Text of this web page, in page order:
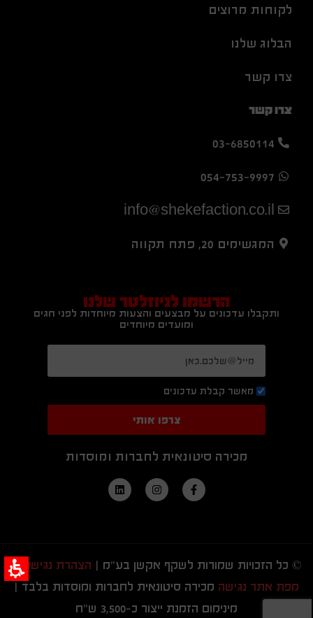
לקוחות מרוצים
הבלוג שלנו
צרו קשר
צרו קשר
03-6850114
054-753-9997
info@shekefaction.co.il
המגשימים 20, פתח תקווה
הרשמו לניוזלטר שלנו
ותקבלו עדכונים על מבצעים והצעות מיוחדות לפני חגים
ומועדים מיוחדים
מאשר קבלת עדכונים
צרפו אותי
מכירה סיטונאית לחברות ומוסדות
© כל הזכויות שמורות לשקף אקשן בע"מ | הצהרת נגישות|
מפת אתר נגישהמכירה סיטונאית לחברות ומוסדות בלבד |
מינימום הזמנת ייצור כ-3,500 ש"ח